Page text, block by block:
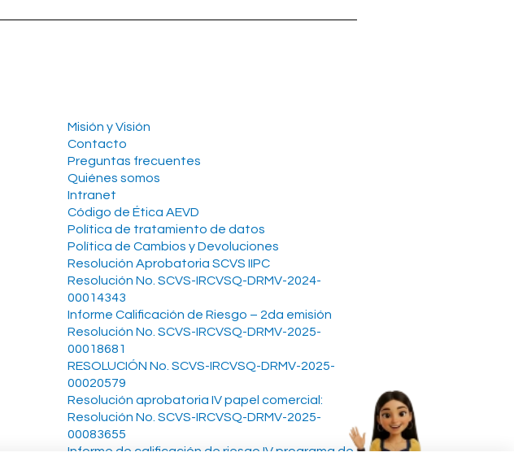
Misión y Visión
Contacto
Preguntas frecuentes
Quiénes somos
Intranet
Código de Ética AEVD
Política de tratamiento de datos
Política de Cambios y Devoluciones
Resolución Aprobatoria SCVS IIPC
Resolución No. SCVS-IRCVSQ-DRMV-2024-
00014343
Informe Calificación de Riesgo – 2da emisión
Resolución No. SCVS-IRCVSQ-DRMV-2025-
00018681
RESOLUCIÓN No. SCVS-IRCVSQ-DRMV-2025-
00020579
Resolución aprobatoria IV papel comercial:
Resolución No. SCVS-IRCVSQ-DRMV-2025-
00083655
Informe de calificación de riesgo IV programa de